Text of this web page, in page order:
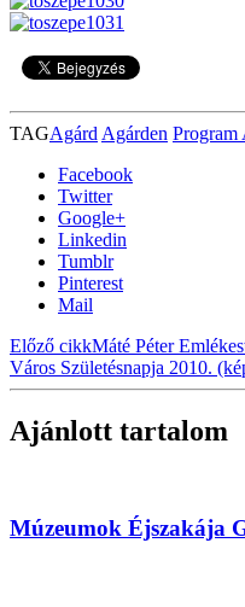
TAGAgárd Agárden Program
Facebook
Twitter
Google+
Linkedin
Tumblr
Pinterest
Mail
Előző cikkMáté Péter
Város Születésnapja 2010.
Ajánlott tartalom
Múzeumok Éjszakája